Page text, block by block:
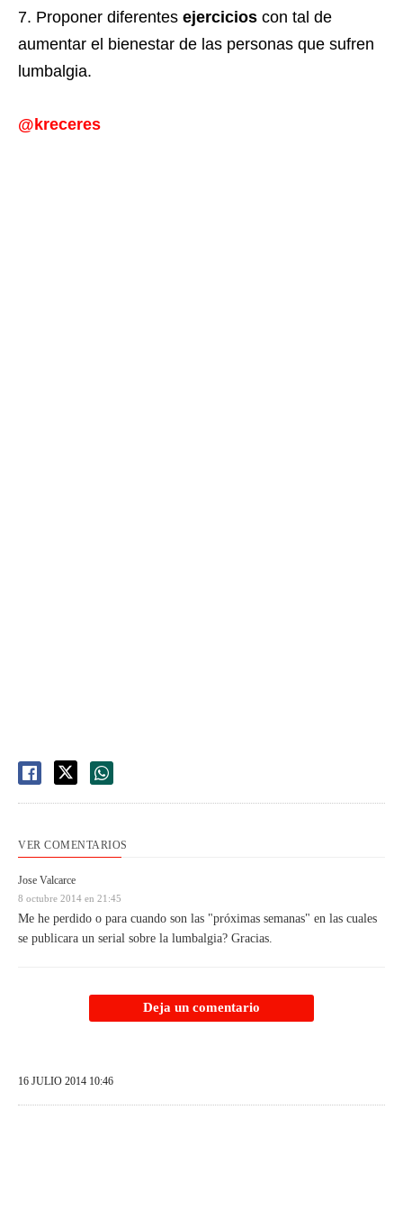
Proponer diferentes ejercicios con tal de
aumentar el bienestar de las personas que sufren
lumbalgia.
@ kreceres
VER COMENTARIOS
Jose Valcarce
8 octubre 2014 en 21:45
Me he perdido o para cuando son las "próximas semanas" en las cuales
se publicara un serial sobre la lumbalgia? Gracias.
Deja un comentario
16 JULIO 2014 10:46